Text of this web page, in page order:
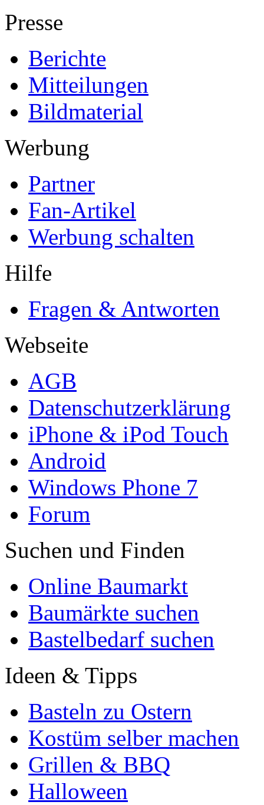
Presse
Berichte
Mitteilungen
Bildmaterial
Werbung
Partner
Fan-Artikel
Werbung schalten
Hilfe
Fragen & Antworten
Webseite
AGB
Datenschutzerklärung
iPhone & iPod Touch
Android
Windows Phone 7
Forum
Suchen und Finden
Online Baumarkt
Baumärkte suchen
Bastelbedarf suchen
Ideen & Tipps
Basteln zu Ostern
Kostüm selber machen
Grillen & BBQ
Halloween